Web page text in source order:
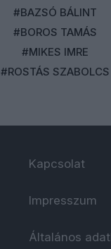
#BAZSÓ BÁLINT
#BOROS TAMÁS
#MIKES IMRE
#ROSTÁS SZABOLCS
Kapcsolat
Impresszum
Általános